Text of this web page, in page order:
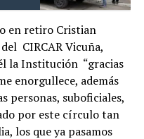
en retiro Cristian
CIRCAR Vicuña,
la Institución “gracias
enorgullece, además
personas, suboficiales,
por este círculo tan
los que ya pasamos